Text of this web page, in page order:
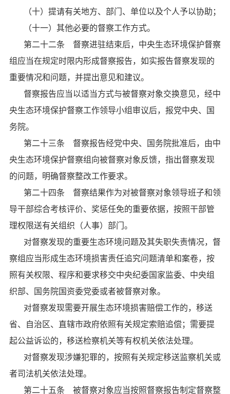
（十）提请有关地方、部门、单位以及个人予以协助；
（十一）其他必要的督察工作方式。
第二十二条 督察进驻结束后，中央生态环境保护督察
组应当在规定时限内形成督察报告，如实报告督察发现的
重要情况和问题，并提出意见和建议。
督察报告应当以适当方式与被督察对象交换意见，经中
央生态环境保护督察工作领导小组审议后，报党中央、国
务院。
第二十三条 督察报告经党中央、国务院批准后，由中
央生态环境保护督察组向被督察对象反馈，指出督察发现
的问题，明确督察整改工作要求。
第二十四条 督察结果作为对被督察对象领导班子和领
导干部综合考核评价、奖惩任免的重要依据，按照干部管
理权限送有关组织（人事）部门。
对督察发现的重要生态环境问题及其失职失责情况，督
察组应当形成生态环境损害责任追究问题清单和案卷，按
照有关权限、程序和要求移交中央纪委国家监委、中央组
织部、国务院国资委党委或者被督察对象。
对督察发现需要开展生态环境损害赔偿工作的，移送
省、自治区、直辖市政府依照有关规定索赔追偿；需要提
起公益诉讼的，移送检察机关等有权机关依法处理。
对督察发现涉嫌犯罪的，按照有关规定移送监察机关或
者司法机关依法处理。
第二十五条 被督察对象应当按照督察报告制定督察整